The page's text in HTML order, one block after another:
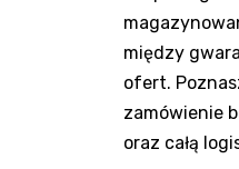
między
ofert.
zamówienie
oraz całą